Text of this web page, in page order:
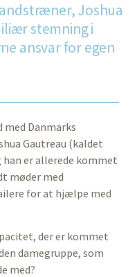
Joshua
stemning i
ansvar for egen
med Danmarks
Gautreau (kaldet
er allerede kommet
møder med
for at hjælpe med
der er kommet
damegruppe, som
med?